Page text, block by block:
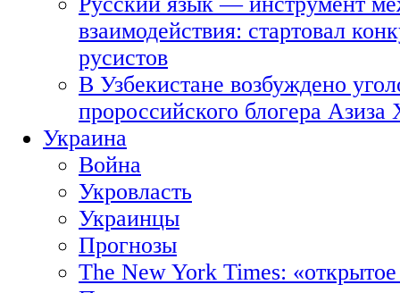
взаимодействия: стартовал
русистов
В Узбекистане возбуждено
пророссийского блогера Азиза
Украина
Война
Укровласть
Украинцы
Прогнозы
The New York Times: